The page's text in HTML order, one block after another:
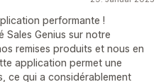
performante !
Sales Genius sur notre
remises produits et nous en
application permet une
ce qui a considérablement